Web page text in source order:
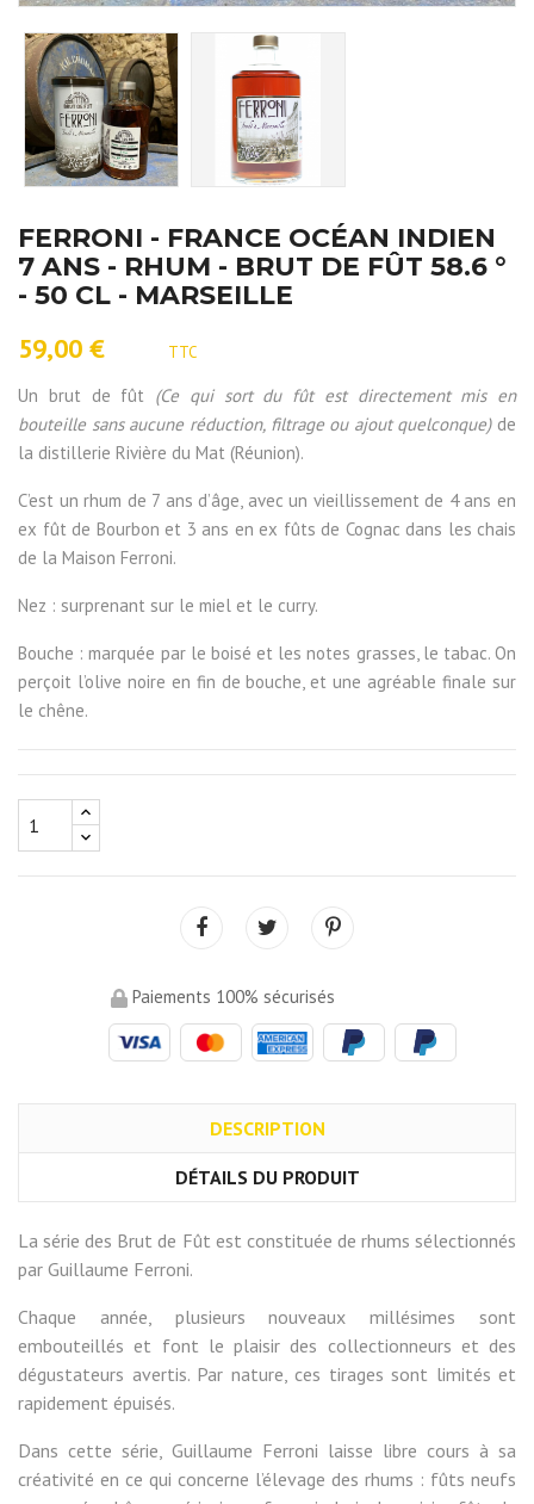
FERRONI - FRANCE OCÉAN INDIEN
7 ANS - RHUM - BRUT DE FÛT 58.6 °
- 50 CL - MARSEILLE
59,00 € TTC
Un brut de fût (Ce qui sort du fût est directement mis en
bouteille sans aucune réduction, filtrage ou ajout quelconque)de
la distillerie Rivière du Mat (Réunion).
C’est un rhum de 7 ans d’âge, avec un vieillissement de 4 ans en
ex fût de Bourbon et 3 ans en ex fûts de Cognac dans les chais
de la Maison Ferroni.
Nez : surprenant sur le miel et le curry.
Bouche : marquée par le boisé et les notes grasses, le tabac. On
perçoit l’olive noire en fin de bouche, et une agréable finale sur
le chêne.
Paiements 100% sécurisés
DESCRIPTION
DÉTAILS DU PRODUIT
La série des Brut de Fût est constituée de rhums sélectionnés
par Guillaume Ferroni.
Chaque année, plusieurs nouveaux millésimes sont
embouteillés et font le plaisir des collectionneurs et des
dégustateurs avertis. Par nature, ces tirages sont limités et
rapidement épuisés.
Dans cette série, Guillaume Ferroni laisse libre cours à sa
créativité en ce qui concerne l’élevage des rhums : fûts neufs